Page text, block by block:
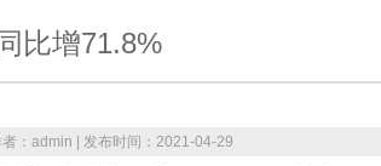
比增71.8%
者：admin | 发布时间：2021-04-29